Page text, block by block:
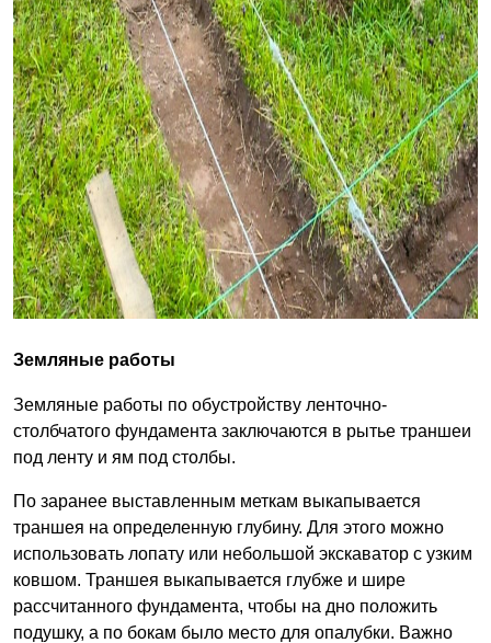
Земляные работы
Земляные работы по обустройству ленточно-
столбчатого фундамента заключаются в рытье траншеи
под ленту и ям под столбы.
По заранее выставленным меткам выкапывается
траншея на определенную глубину. Для этого можно
использовать лопату или небольшой экскаватор с узким
ковшом. Траншея выкапывается глубже и шире
рассчитанного фундамента, чтобы на дно положить
подушку, а по бокам было место для опалубки. Важно